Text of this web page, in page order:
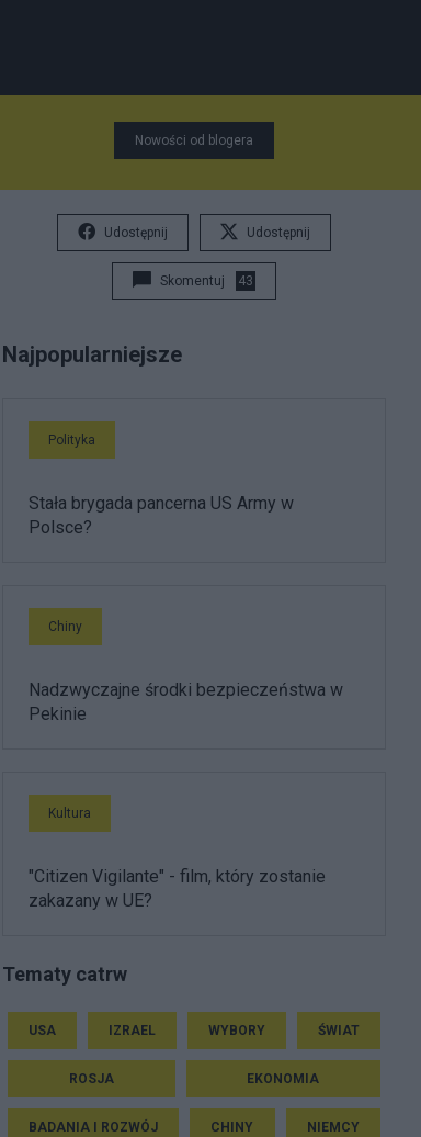
Nowości od blogera
Udostępnij Udostępnij
Skomentuj 43
Najpopularniejsze
Polityka
Stała brygada pancerna US Army w
Polsce?
Chiny
Nadzwyczajne środki bezpieczeństwa w
Pekinie
Kultura
"Citizen Vigilante" - film, który zostanie
zakazany w UE?
Tematy catrw
USA IZRAEL WYBORY ŚWIAT
ROSJA EKONOMIA
BADANIA I ROZWÓJ CHINY NIEMCY